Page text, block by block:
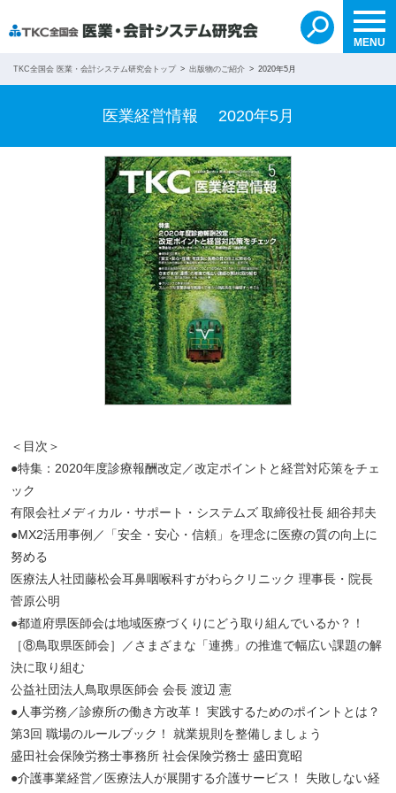
MENU
search
無料紹介を依頼する
TKC全国会 医業・会計システム研究会トップ 出版物のご紹介 2020年5月
医業経営情報 2020年5月
＜目次＞
●特集：2020年度診療報酬改定／改定ポイントと経営対応策をチェ
ック
有限会社メディカル・サポート・システムズ 取締役社長 細谷邦夫
●MX2活用事例／「安全・安心・信頼」を理念に医療の質の向上に
努める
医療法人社団藤松会耳鼻咽喉科すがわらクリニック 理事長・院長
菅原公明
●都道府県医師会は地域医療づくりにどう取り組んでいるか？！
［⑧鳥取県医師会］／さまざまな「連携」の推進で幅広い課題の解
決に取り組む
公益社団法人鳥取県医師会 会長 渡辺 憲
●人事労務／診療所の働き方改革！ 実践するためのポイントとは？
第3回 職場のルールブック！ 就業規則を整備しましょう
盛田社会保険労務士事務所 社会保険労務士 盛田寛昭
●介護事業経営／医療法人が展開する介護サービス！ 失敗しない経